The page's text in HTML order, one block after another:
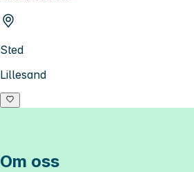
Sted
Lillesand
Om oss